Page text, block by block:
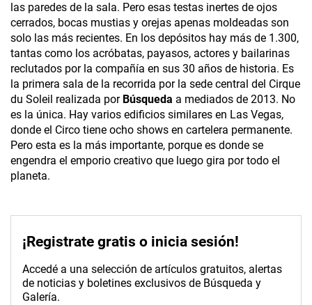
las paredes de la sala. Pero esas testas inertes de ojos
cerrados, bocas mustias y orejas apenas moldeadas son
solo las más recientes. En los depósitos hay más de 1.300,
tantas como los acróbatas, payasos, actores y bailarinas
reclutados por la compañía en sus 30 años de historia. Es
la primera sala de la recorrida por la sede central del Cirque
du Soleil realizada por Búsqueda a mediados de 2013. No
es la única. Hay varios edificios similares en Las Vegas,
donde el Circo tiene ocho shows en cartelera permanente.
Pero esta es la más importante, porque es donde se
engendra el emporio creativo que luego gira por todo el
planeta.
¡Registrate gratis o inicia sesión!
Accedé a una selección de artículos gratuitos, alertas
de noticias y boletines exclusivos de Búsqueda y
Galería.